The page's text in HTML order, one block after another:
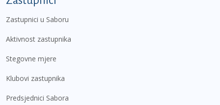
Zastupnici u Saboru
Aktivnost zastupnika
Stegovne mjere
Klubovi zastupnika
Predsjednici Sabora